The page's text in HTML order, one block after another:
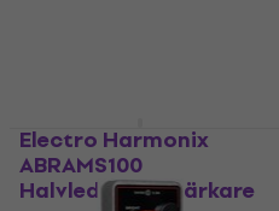
Electro Harmonix
ABRAMS100
Halvledarförstärkare